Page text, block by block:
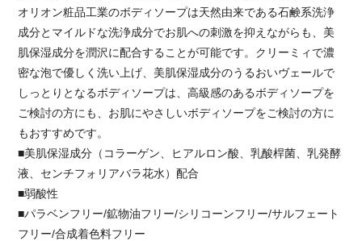
オリオン粧品工業のボディソープは天然由来である石鹸系洗浄
成分とマイルドな洗浄成分でお肌への刺激を抑えながらも、美
肌保湿成分を潤沢に配合することが可能です。クリーミィで濃
密な泡で優しく洗い上げ、美肌保湿成分のうるおいヴェールで
しっとりとなるボディソープは、高級感のあるボディソープを
ご検討の方にも、お肌にやさしいボディソープをご検討の方に
もおすすめです。
■美肌保湿成分（コラーゲン、ヒアルロン酸、乳酸桿菌、乳発酵
液、センチフォリアバラ花水）配合
■弱酸性
■パラベンフリー/鉱物油フリー/シリコーンフリー/サルフェート
フリー/合成着色料フリー